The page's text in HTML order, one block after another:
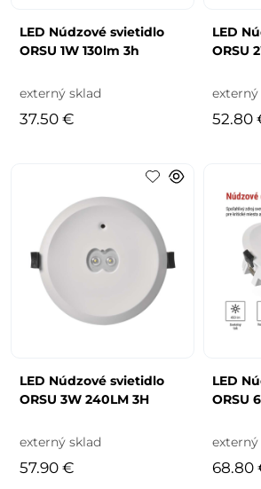
LED Núdzové svietidlo
ORSU 1W 130lm 3h
externý sklad
37.50 €
LED
ORSU
externý
52.80
LED Núdzové svietidlo
ORSU 3W 240LM 3H
externý sklad
57.90 €
LED
ORSU
externý
68.80